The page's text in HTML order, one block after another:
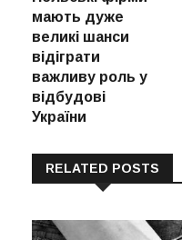
мають дуже
великі шанси
відіграти
важливу роль у
відбудові
України
RELATED POSTS